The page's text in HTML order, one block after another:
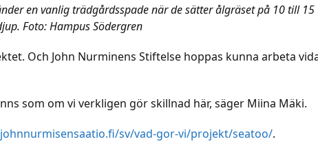
en vanlig trädgårdsspade när de sätter ålgräset på 10 till 15
Foto: Hampus Södergren
Och John Nurminens Stiftelse hoppas kunna arbeta
som om vi verkligen gör skillnad här, säger Miina Mäki.
sv/vad-gor-vi/projekt/seatoo/.